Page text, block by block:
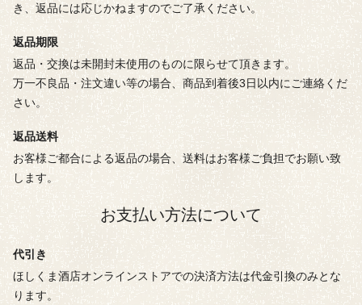
き、返品には応じかねますのでご了承ください。
返品期限
返品・交換は未開封未使用のものに限らせて頂きます。
万一不良品・注文違い等の場合、商品到着後3日以内にご連絡くだ
さい。
返品送料
お客様ご都合による返品の場合、送料はお客様ご負担でお願い致
します。
お支払い方法について
代引き
ほしくま酒店オンラインストアでの決済方法は代金引換のみとな
ります。